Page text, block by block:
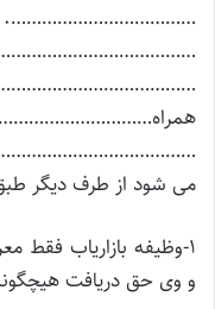
……………………………………..
می شود از طرف دیگر
۱-وظیفه بازاریاب فقط
و وی حق دریافت